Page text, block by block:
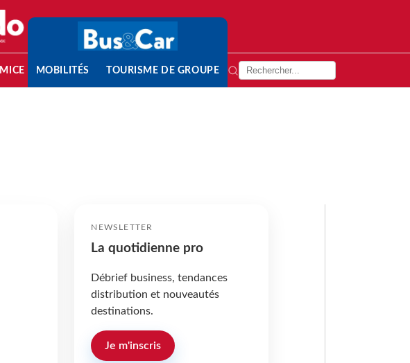
MICE MOBILITÉS TOURISME DE GROUPE
NEWSLETTER
La quotidienne pro
Débrief business, tendances
distribution et nouveautés
destinations.
Je m'inscris